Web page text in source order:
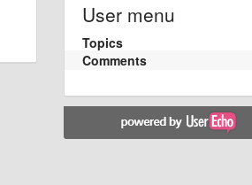
User menu
Topics
Comments